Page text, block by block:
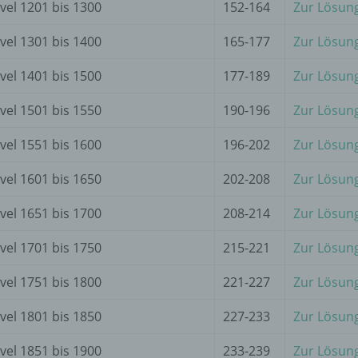
1201 bis 1300
152-164
Zur
1301 bis 1400
165-177
Zur
1401 bis 1500
177-189
Zur
1501 bis 1550
190-196
Zur
1551 bis 1600
196-202
Zur
1601 bis 1650
202-208
Zur
1651 bis 1700
208-214
Zur
1701 bis 1750
215-221
Zur
1751 bis 1800
221-227
Zur
1801 bis 1850
227-233
Zur
1851 bis 1900
233-239 Zur
Einschränkung der Verarbeitung ist die Markierung
einzuschränken.
personenbezogener Daten, die darin besteht, dass diese
persönliche Aspekte, die sich auf eine natürliche Person
wirtschaftlicher Lage, Gesundheit, persönlicher Vorlieben,
natürlichen Person zu analysieren oder vorherzusagen.